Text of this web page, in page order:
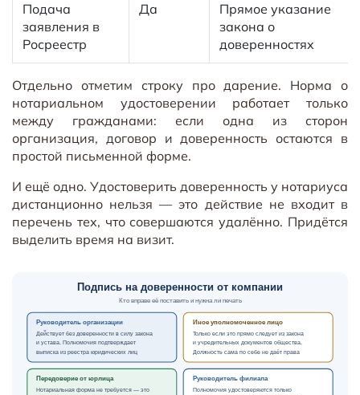
Подача
заявления в
Росреестр
Да
Прямое указание
закона о
доверенностях
Отдельно отметим строку про дарение. Норма о
нотариальном удостоверении работает только
между гражданами: если одна из сторон
организация, договор и доверенность остаются в
простой письменной форме.
И ещё одно. Удостоверить доверенность у нотариуса
дистанционно нельзя — это действие не входит в
перечень тех, что совершаются удалённо. Придётся
выделить время на визит.
Подпись на доверенности от компании
Кто вправе её поставить и нужна ли печать
Руководитель организации
Действует без доверенности в силу закона
и устава. Полномочия подтверждает
выписка из реестра юридических лиц
Иное уполномоченное лицо
Только если это прямо следует из закона
и учредительных документов общества.
Должность сама по себе не даёт права
Передоверие от юрлица
Нотариальная форма не требуется — это
Руководитель филиала
Полномочия удостоверяются только